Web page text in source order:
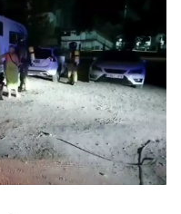
para contemplar el